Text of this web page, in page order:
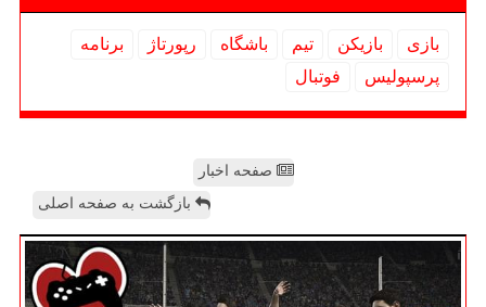
بازی بازیكن تیم باشگاه رپورتاژ
برنامه
پرسپولیس
فوتبال
صفحه اخبار
بازگشت به صفحه اصلی